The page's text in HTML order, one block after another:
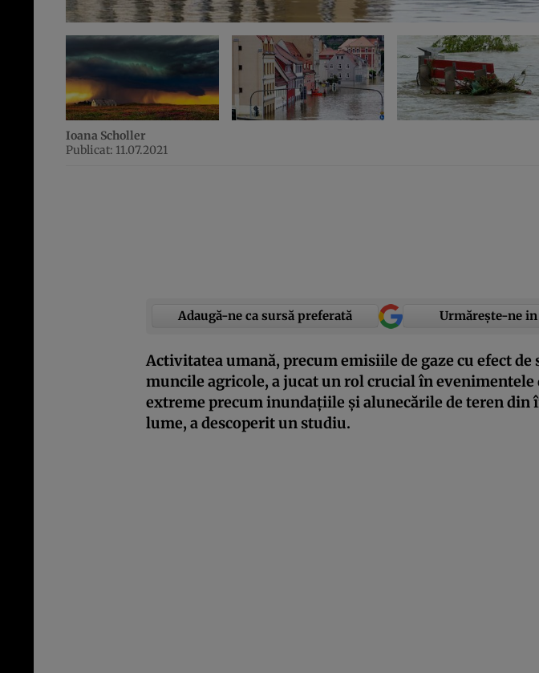
Ioana Scholler
Publicat: 11.07.2021
Adaugă-ne ca sursă preferată Urmărește-ne
Activitatea umană, precum emisiile de gaze cu efect de
muncile agricole, a jucat un rol crucial în
extreme precum inundațiile și alunecările de teren din
lume, a descoperit un studiu.